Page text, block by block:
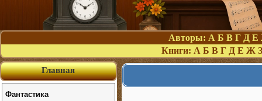
Авторы: А Б В Г Д Е
Книги: А Б В Г Д Е Ж З
Главная
Фантастика